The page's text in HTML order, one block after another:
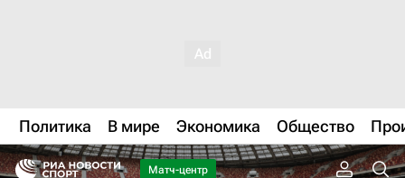
Политика В мире Экономика Общество
Матч-центр